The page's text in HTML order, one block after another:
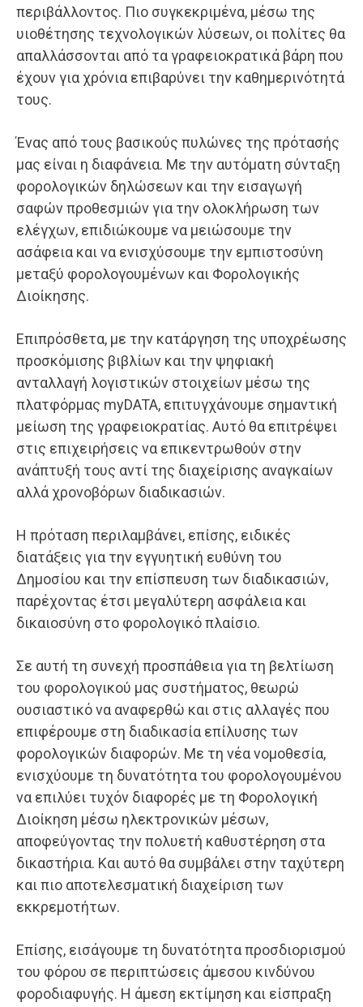
περιβάλλοντος. Πιο συγκεκριμένα, μέσω της
υιοθέτησης τεχνολογικών λύσεων, οι πολίτες θα
απαλλάσσονται από τα γραφειοκρατικά βάρη που
έχουν για χρόνια επιβαρύνει την καθημερινότητά
τους.
Ένας από τους βασικούς πυλώνες της πρότασής
μας είναι η διαφάνεια. Με την αυτόματη σύνταξη
φορολογικών δηλώσεων και την εισαγωγή
σαφών προθεσμιών για την ολοκλήρωση των
ελέγχων, επιδιώκουμε να μειώσουμε την
ασάφεια και να ενισχύσουμε την εμπιστοσύνη
μεταξύ φορολογουμένων και Φορολογικής
Διοίκησης.
Επιπρόσθετα, με την κατάργηση της υποχρέωσης
προσκόμισης βιβλίων και την ψηφιακή
ανταλλαγή λογιστικών στοιχείων μέσω της
πλατφόρμας myDATA, επιτυγχάνουμε σημαντική
μείωση της γραφειοκρατίας. Αυτό θα επιτρέψει
στις επιχειρήσεις να επικεντρωθούν στην
ανάπτυξή τους αντί της διαχείρισης αναγκαίων
αλλά χρονοβόρων διαδικασιών.
Η πρόταση περιλαμβάνει, επίσης, ειδικές
διατάξεις για την εγγυητική ευθύνη του
Δημοσίου και την επίσπευση των διαδικασιών,
παρέχοντας έτσι μεγαλύτερη ασφάλεια και
δικαιοσύνη στο φορολογικό πλαίσιο.
Σε αυτή τη συνεχή προσπάθεια για τη βελτίωση
του φορολογικού μας συστήματος, θεωρώ
ουσιαστικό να αναφερθώ και στις αλλαγές που
επιφέρουμε στη διαδικασία επίλυσης των
φορολογικών διαφορών. Με τη νέα νομοθεσία,
ενισχύουμε τη δυνατότητα του φορολογουμένου
να επιλύει τυχόν διαφορές με τη Φορολογική
Διοίκηση μέσω ηλεκτρονικών μέσων,
αποφεύγοντας την πολυετή καθυστέρηση στα
δικαστήρια. Και αυτό θα συμβάλει στην ταχύτερη
και πιο αποτελεσματική διαχείριση των
εκκρεμοτήτων.
Επίσης, εισάγουμε τη δυνατότητα προσδιορισμού
του φόρου σε περιπτώσεις άμεσου κινδύνου
φοροδιαφυγής. Η άμεση εκτίμηση και είσπραξη